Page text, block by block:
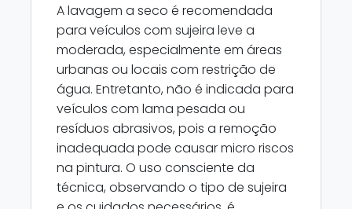
A lavagem a seco é recomendada
para veículos com sujeira leve a
moderada, especialmente em áreas
urbanas ou locais com restrição de
água. Entretanto, não é indicada para
veículos com lama pesada ou
resíduos abrasivos, pois a remoção
inadequada pode causar micro riscos
na pintura. O uso consciente da
técnica, observando o tipo de sujeira